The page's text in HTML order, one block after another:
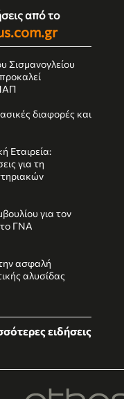
από το
Σισμανογλείου
διαφορές και
Εταιρεία:
για τη
για τον
ΓΝΑ
ασφαλή
αλυσίδας
ειδήσεις